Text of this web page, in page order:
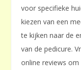
voor specifieke
kiezen van een
te kijken naar de
van de pedicure.
online reviews